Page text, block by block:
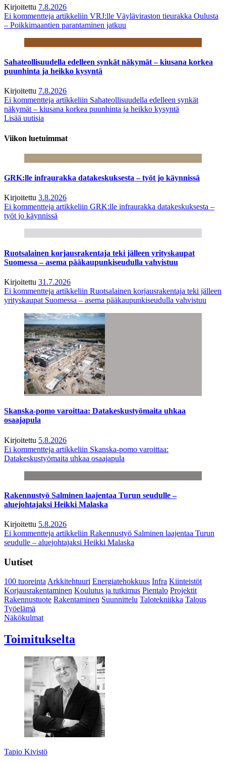
Kirjoitettu 7.8.2026
Ei kommentteja artikkeliin VRJ:lle Väyläviraston tieurakka Oulusta
– Poikkimaantien parantaminen jatkuu
Sahateollisuudella edelleen synkät näkymät – kiusana korkea
puunhinta ja heikko kysyntä
Kirjoitettu 7.8.2026
Ei kommentteja artikkeliin Sahateollisuudella edelleen synkät
näkymät – kiusana korkea puunhinta ja heikko kysyntä
Lisää uutisia
Viikon luetuimmat
GRK:lle infraurakka datakeskuksesta – työt jo käynnissä
Kirjoitettu 3.8.2026
Ei kommentteja artikkeliin GRK:lle infraurakka datakeskuksesta –
työt jo käynnissä
Ruotsalainen korjausrakentaja teki jälleen yrityskaupat
Suomessa – asema pääkaupunkiseudulla vahvistuu
Kirjoitettu 31.7.2026
Ei kommentteja artikkeliin Ruotsalainen korjausrakentaja teki jälleen
yrityskaupat Suomessa – asema pääkaupunkiseudulla vahvistuu
Skanska-pomo varoittaa: Datakeskustyömaita uhkaa
osaajapula
Kirjoitettu 5.8.2026
Ei kommentteja artikkeliin Skanska-pomo varoittaa:
Datakeskustyömaita uhkaa osaajapula
Rakennustyö Salminen laajentaa Turun seudulle –
aluejohtajaksi Heikki Malaska
Kirjoitettu 5.8.2026
Ei kommentteja artikkeliin Rakennustyö Salminen laajentaa Turun
seudulle – aluejohtajaksi Heikki Malaska
Uutiset
100 tuoreintaArkkitehtuuri Energiatehokkuus Infra Kiinteistöt
Korjausrakentaminen Koulutus ja tutkimus Pientalo Projektit
Rakennustuote Rakentaminen Suunnittelu Talotekniikka Talous
Työelämä
Näkökulmat
Toimitukselta
Tapio Kivistö